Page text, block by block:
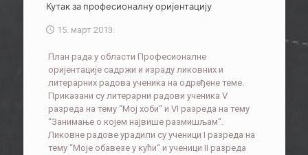
Кутак за професионалну оријентацију
15. март 2013.
План рада у области Професионалне
оријентације садржи и израду ликовних и
литерарних радова ученика на одређене теме.
Приказани су литерарни радови ученика V
разреда на тему “Мој хоби“ и VI разреда на тему
“Занимање о којем највише размишљам“.
Ликовне радове урадили су ученици I разреда на
тему “Моје обавезе у кући“ и ученици II разреда